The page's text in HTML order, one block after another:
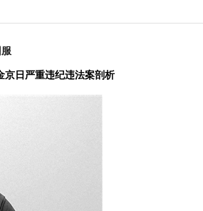
京日严重违纪违法案剖析